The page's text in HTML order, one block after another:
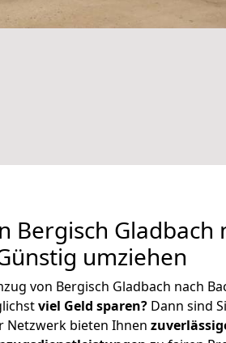
Bergisch Gladbach
umziehen
von Bergisch Gladbach nach
viel Geld sparen? Dann sind
Netzwerk bieten Ihnen